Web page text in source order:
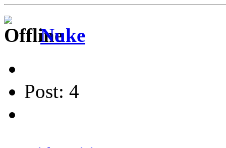
Nuke
Post: 4